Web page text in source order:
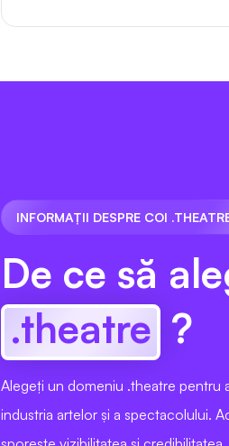
INFORMAȚII DESPRE COI
De ce să
.theatre ?
Alegeți un domeniu .theatre pentru
industria artelor și a spectacolului.